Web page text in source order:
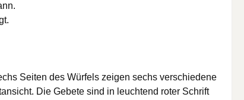
Seiten des Würfels zeigen sechs verschiedene
Die Gebete sind in leuchtend roter Schrift